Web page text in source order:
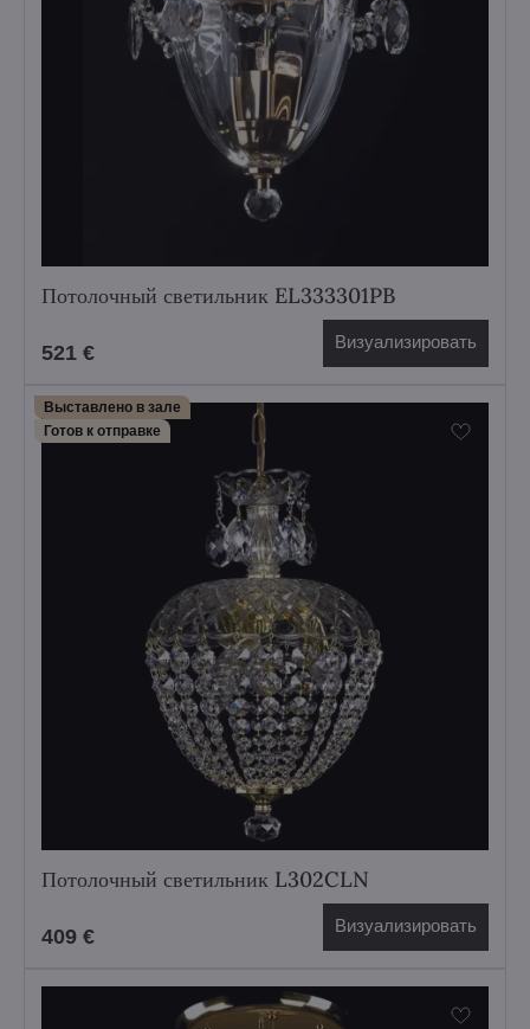
Потолочный светильник EL333301PB
521 € Визуализировать
Выставлено в зале
Готов к отправке
Потолочный светильник L302CLN
409 € Визуализировать